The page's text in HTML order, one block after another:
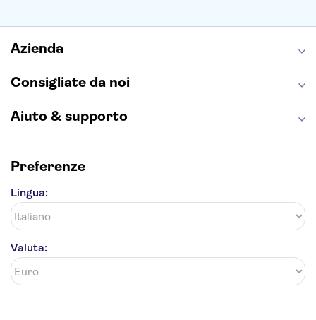
Azienda
Consigliate da noi
Aiuto & supporto
Preferenze
Lingua:
Valuta: